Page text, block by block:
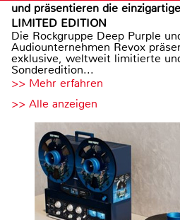
und präsentieren die
LIMITED EDITION
Die Rockgruppe Deep Purple
Audiounternehmen Revox
exklusive, weltweit limitierte
Sonderedition...
>> Mehr erfahren
>> Alle anzeigen